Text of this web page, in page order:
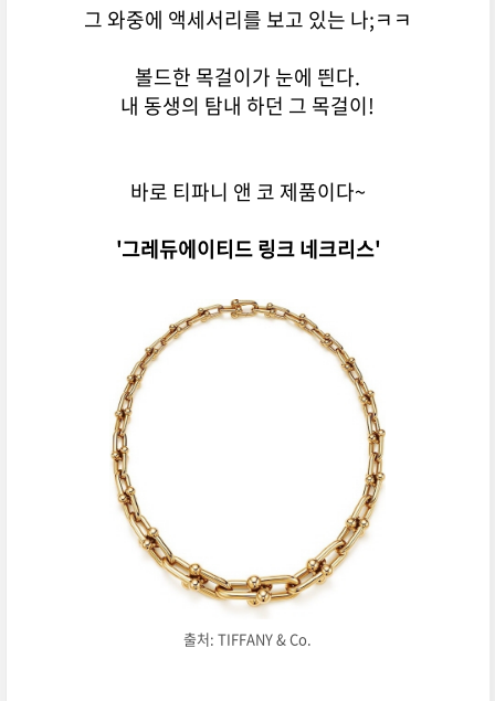
그 와중에 액세서리를 보고 있는 나;ㅋㅋ
볼드한 목걸이가 눈에 띈다.
내 동생의 탐내 하던 그 목걸이!
바로 티파니 앤 코 제품이다~
'그레듀에이티드 링크 네크리스'
출처: TIFFANY & Co.